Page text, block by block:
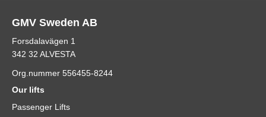
GMV Sweden AB
Forsdalavägen 1
342 32 ALVESTA
Org.nummer 556455-8244
Our lifts
Passenger Lifts